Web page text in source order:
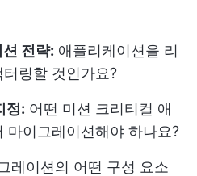
전략: 애플리케이션을 리
링할 것인가요?
정: 어떤 미션 크리티컬 애
마이그레이션해야 하나요?
레이션의 어떤 구성 요소